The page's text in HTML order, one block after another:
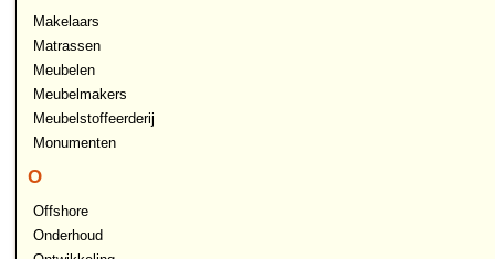
Makelaars
Matrassen
Meubelen
Meubelmakers
Meubelstoffeerderij
Monumenten
O
Offshore
Onderhoud